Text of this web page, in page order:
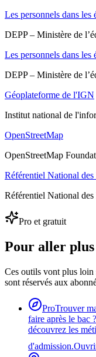
Les personnels dans les
DEPP – Ministère de
Les personnels dans les
DEPP – Ministère de
Géoplateforme de l'IGN
Institut national de
OpenStreetMap
OpenStreetMap
Référentiel National des
Référentiel National des
Pro et gratuit
Pour aller
Ces outils vont plus loin
sont réservés aux
ProTrouver
faire après le bac
découvrez les
d'admission.